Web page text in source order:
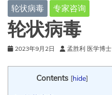
轮状病毒 专家咨询
轮状病毒
2023年9月2日 孟胜利 医学博士
Contents [hide]